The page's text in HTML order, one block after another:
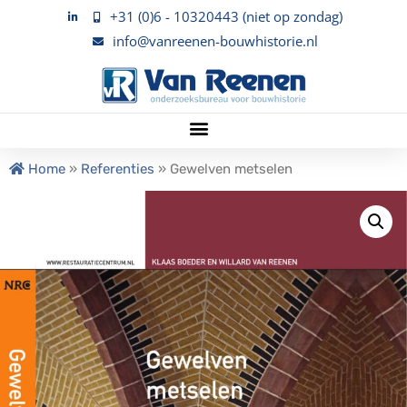
+31 (0)6 - 10320443 (niet op zondag)
info@vanreenen-bouwhistorie.nl
Home » Referenties » Gewelven metselen